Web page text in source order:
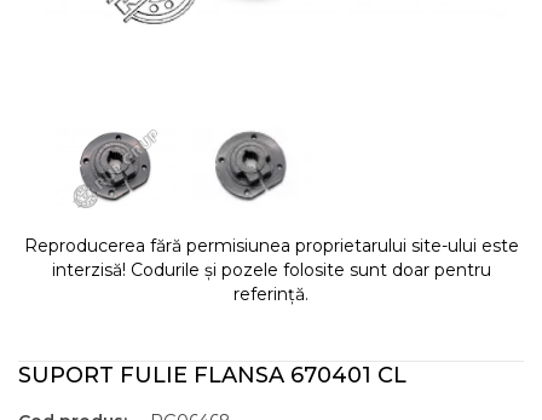
Reproducerea fără permisiunea proprietarului site-ului este
interzisă! Codurile și pozele folosite sunt doar pentru
referință.
SUPORT FULIE FLANSA 670401 CL